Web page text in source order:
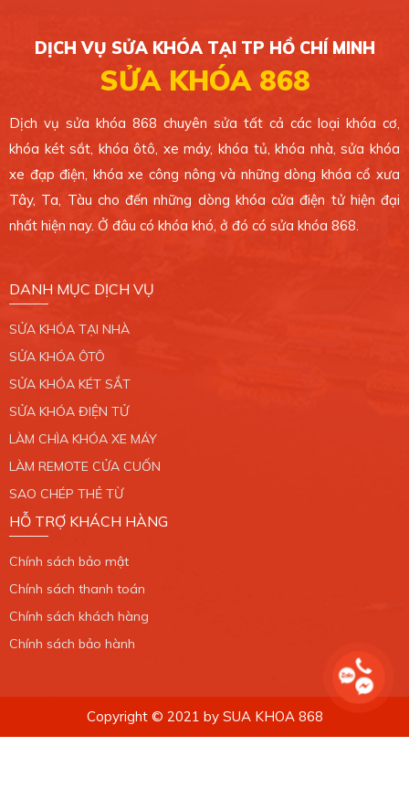
Môn. TP.HCM.
0389 099 868
CHI NHÁNH 6
4 Ông Ích Khiêm, Phường 14, Quận 11. TP.HCM.
0389 099 868
CHI NHÁNH 7
765/2 Trần Xuân Soạn, Phường Tân Hưng, Quận
7. TP.HCM.
0389 099 868
Xem bản đồ
CHI NHÁNH 8
34/6 Liên Khu 4 - 5, Phường Bình Hưng Hòa B,
Quận Bình Tân. TP.HCM.
Xem bản đồ
CHI NHÁNH 9
0389 099 868
DỊCH VỤ SỬA KHÓA TẠI TP HỒ CHÍ MINH
SỬA KHÓA 868
Dịch vụ sửa khóa 868 chuyên sửa tất cả các loại khóa cơ,
khóa két sắt, khóa ôtô, xe máy, khóa tủ, khóa nhà, sửa khóa
xe đạp điện, khóa xe công nông và những dòng khóa cổ xưa
Tây, Ta, Tàu cho đến những dòng khóa cửa điện tử hiện đại
nhất hiện nay. Ở đâu có khóa khó, ở đó có sửa khóa 868.
DANH MỤC DỊCH VỤ
SỬA KHÓA TẠI NHÀ
SỬA KHÓA ÔTÔ
SỬA KHÓA KÉT SẮT
SỬA KHÓA ĐIỆN TỬ
LÀM CHÌA KHÓA XE MÁY
LÀM REMOTE CỬA CUỐN
SAO CHÉP THẺ TỪ
HỖ TRỢ KHÁCH HÀNG
Chính sách bảo mật
Chính sách thanh toán
Chính sách khách hàng
Chính sách bảo hành
Copyright © 2021 by SUA KHOA 868